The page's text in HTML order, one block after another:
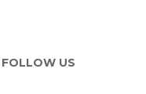
FOLLOW US